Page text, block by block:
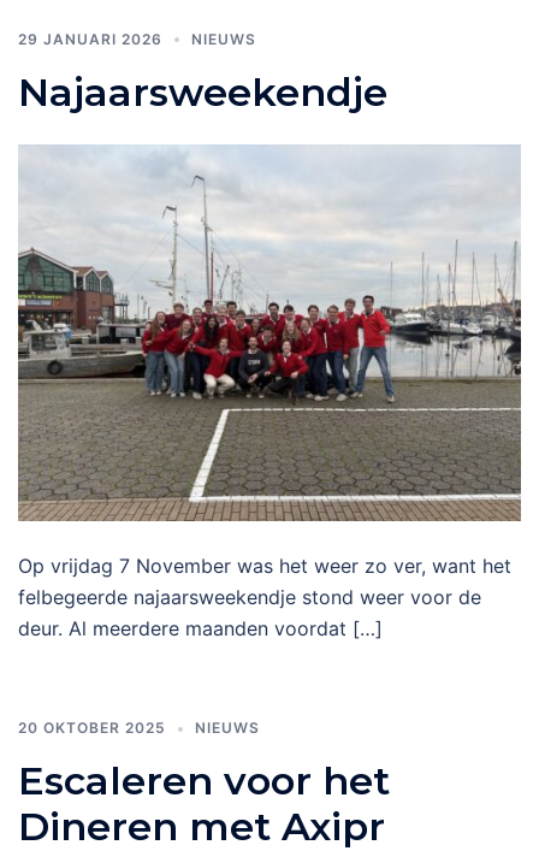
29 JANUARI 2026 NIEUWS
Najaarsweekendje
Op vrijdag 7 November was het weer zo ver, want het
felbegeerde najaarsweekendje stond weer voor de
deur. Al meerdere maanden voordat […]
20 OKTOBER 2025 NIEUWS
Escaleren voor het
Dineren met Axipr